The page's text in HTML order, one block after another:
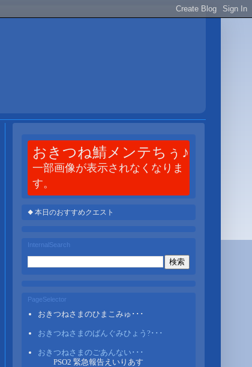
おきつね鯖メンテちぅ♪
一部画像が表示されなくなりま
す。
◆ 本日のおすすめクエスト
InternalSearch
PageSelector
おきつねさまのひまこみゅ･･･
おきつねさまのばんぐみひょう?･･･
おきつねさまのごあんない･･･
PSO2 緊急報告えいりあす